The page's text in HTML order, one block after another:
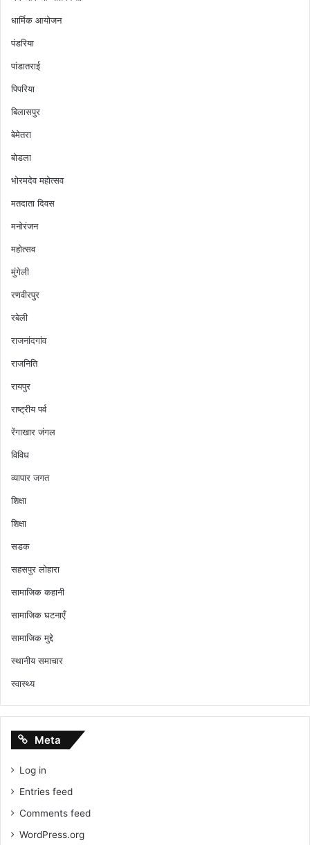
धार्मिक आयोजन
पंडरिया
पांडातराई
पिपरिया
बिलासपुर
बेमेतरा
बोडला
भोरमदेव महोत्सव
मतदाता दिवस
मनोरंजन
महोत्सव
मुंगेली
रणवीरपुर
रबेली
राजनांदगांव
राजनिति
रायपुर
राष्ट्रीय पर्व
रेंगाखार जंगल
विविध
व्यापार जगत
शिक्षा
शिक्षा
सडक
सहसपुर लोहारा
सामाजिक कहानी
सामाजिक घटनाएँ
सामाजिक मुद्दे
स्थानीय समाचार
स्वास्थ्य
Meta
Log in
Entries feed
Comments feed
WordPress.org